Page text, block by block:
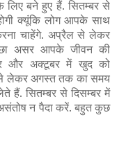
बने हुए हैं. सितम्बर से
क्यूंकि लोग आपके साथ
चाहेंगे. अप्रैल से लेकर
असर आपके जीवन की
और अक्टूबर में खुद को
से लेकर अगस्त तक का समय
हैं. सितम्बर से दिसम्बर में
न पैदा करें. बहुत कुछ